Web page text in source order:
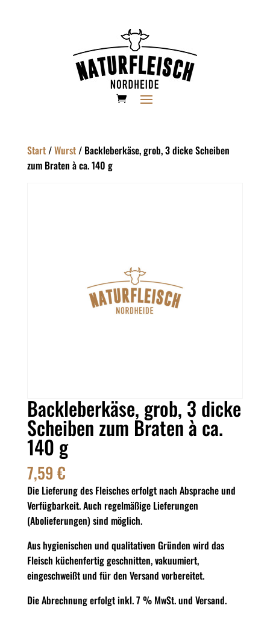
Start/Wurst/ Backleberkäse, grob, 3 dicke Scheiben
zum Braten à ca. 140 g
Backleberkäse, grob, 3 dicke
Scheiben zum Braten à ca.
140 g
7,59 €
Die Lieferung des Fleisches erfolgt nach Absprache und
Verfügbarkeit. Auch regelmäßige Lieferungen
(Abolieferungen) sind möglich.
Aus hygienischen und qualitativen Gründen wird das
Fleisch küchenfertig geschnitten, vakuumiert,
eingeschweißt und für den Versand vorbereitet.
Die Abrechnung erfolgt inkl. 7 % MwSt. und Versand.